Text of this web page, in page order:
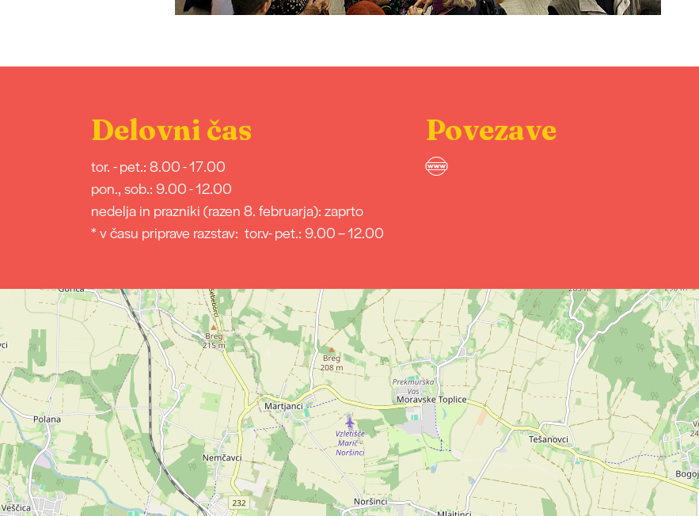
Delovni čas
tor. - pet.: 8.00 - 17.00
pon., sob.: 9.00 - 12.00
nedelja in prazniki (razen 8. februarja): zaprto
* v času priprave razstav: tor.v- pet.: 9.00 – 12.00
Povezave